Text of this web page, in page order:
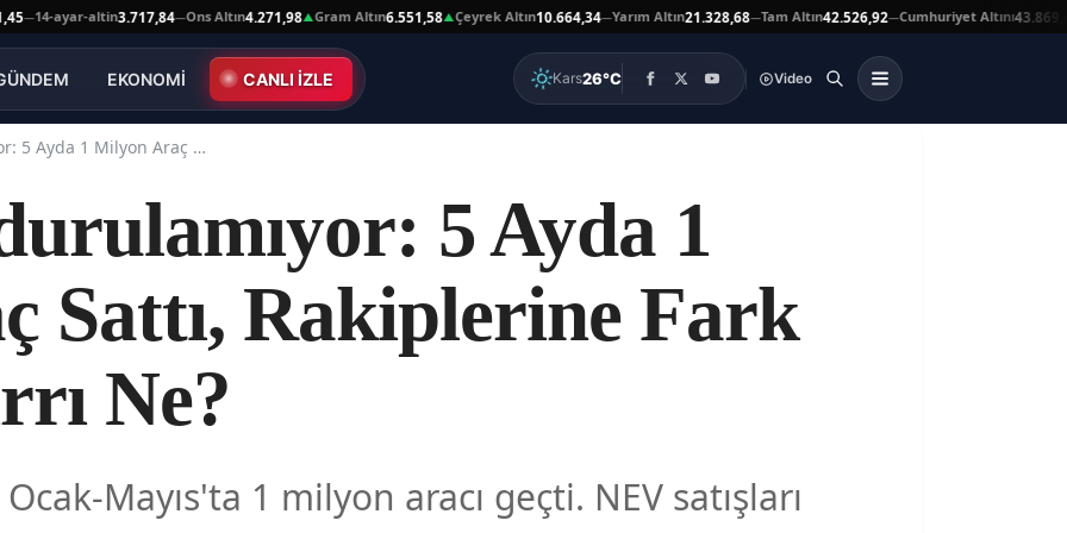
ayar-altin3.717,84—Ons Altın4.271,98▲Gram Altın6.551,58▲Çeyrek Altın10.664,34—Yarım Altın21.328,68—Tam Altın42.526,92—Cumhuriyet Altını43.869,00▲
EKONOMİ CANLI İZLE Kars26°C Video
Chery Durdurulamıyor: 5 Ayda 1 Milyon Araç Sattı, Rakiplerine Fark Attı! İşte Sırrı Ne?
5 Ayda 1
Sattı, Rakiplerine Fark
Ne?
Mayıs'ta 1 milyon aracı geçti. NEV satışları